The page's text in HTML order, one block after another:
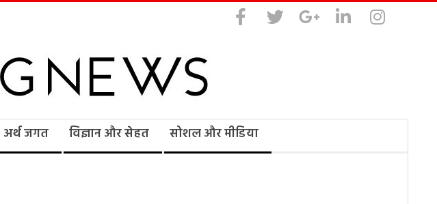
अर्थ जगत विज्ञान और सेहत सोशल और मीडिया